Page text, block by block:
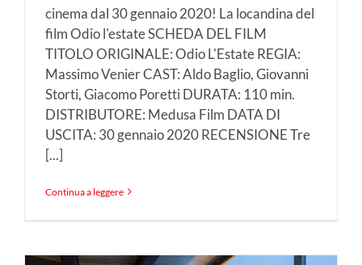
cinema dal 30 gennaio 2020! La locandina del
film Odio l'estate SCHEDA DEL FILM
TITOLO ORIGINALE: Odio L'Estate REGIA:
Massimo Venier CAST: Aldo Baglio, Giovanni
Storti, Giacomo Poretti DURATA: 110 min.
DISTRIBUTORE: Medusa Film DATA DI
USCITA: 30 gennaio 2020 RECENSIONE Tre
[...]
Continua a leggere